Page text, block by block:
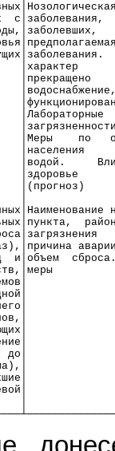
│характер
по
и│объем
водоемов│
и водной│
до│
питьевой│
│